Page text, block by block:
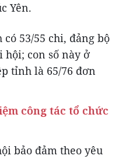
Yên.
53/55 chi, đảng bộ
hội; con số này ở
tỉnh là 65/76 đơn
công tác tổ chức
bảo đảm theo yêu